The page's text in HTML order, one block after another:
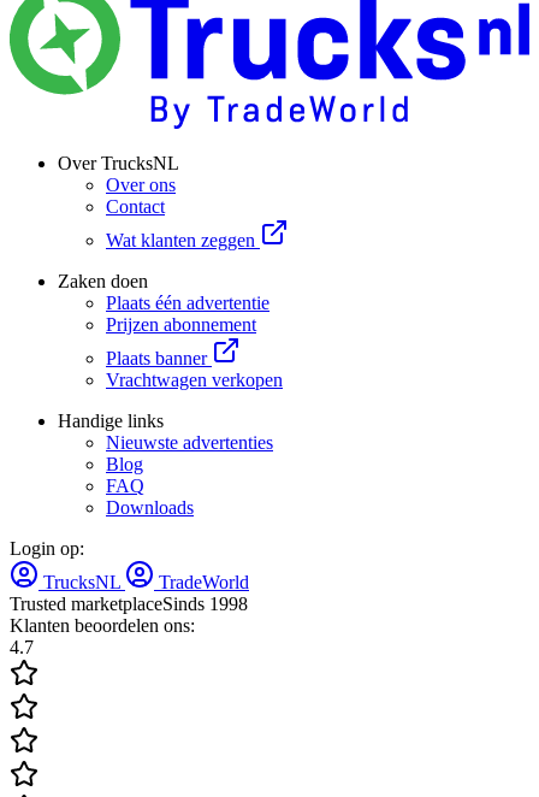
Over TrucksNL
Over ons
Contact
Wat klanten zeggen
Zaken doen
Plaats één advertentie
Prijzen abonnement
Plaats banner
Vrachtwagen verkopen
Handige links
Nieuwste advertenties
Blog
FAQ
Downloads
Login op:
TrucksNL
TradeWorld
Trusted marketplaceSinds 1998
Klanten beoordelen ons:
4.7